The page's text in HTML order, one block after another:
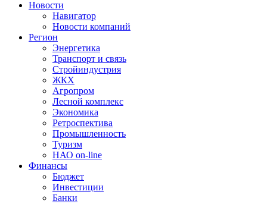
Новости
Навигатор
Новости компаний
Регион
Энергетика
Транспорт и связь
Стройиндустрия
ЖКХ
Агропром
Лесной комплекс
Экономика
Ретроспектива
Промышленность
Туризм
НАО on-line
Финансы
Бюджет
Инвестиции
Банки